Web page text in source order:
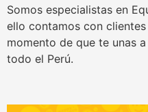
Somos especialistas en
ello contamos con
momento de que te unas
todo el Perú.